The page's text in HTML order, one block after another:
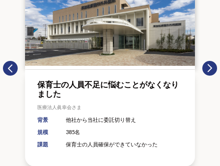
保育士の人員不足に悩むことがなくなり
ました
医療法人眞幸会さま
背景
他社から当社に委託切り替え
規模
385名
課題
保育士の人員確保ができていなかった